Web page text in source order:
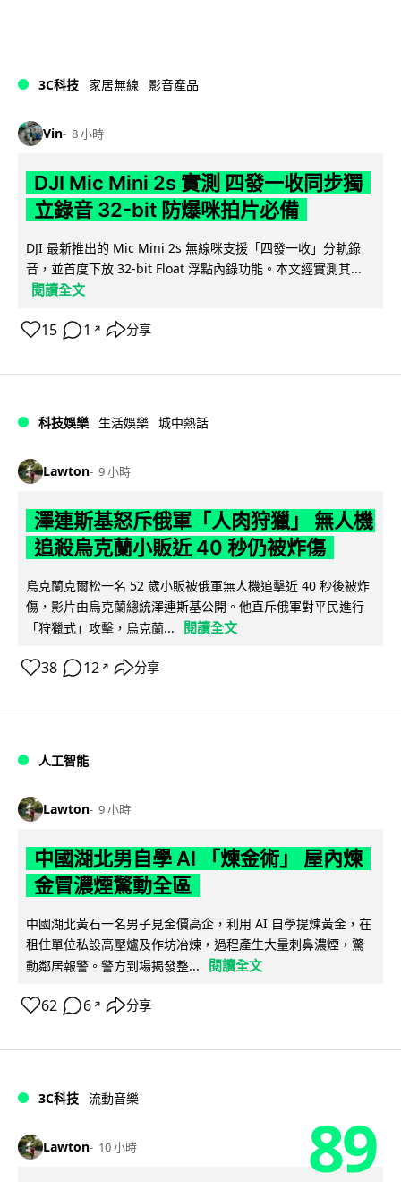
3C科技 家居無線 影音產品
Vin 8 小時
DJI Mic Mini 2s 實測 四發一收同步獨
立錄音 32-bit 防爆咪拍片必備
DJI 最新推出的 Mic Mini 2s 無線咪支援「四發一收」分軌錄
音，並首度下放 32-bit Float 浮點內錄功能。本文經實測其...
閱讀全文
15 1 ↗ 分享
科技娛樂 生活娛樂 城中熱話
Lawton 9 小時
澤連斯基怒斥俄軍「人肉狩獵」 無人機
追殺烏克蘭小販近 40 秒仍被炸傷
烏克蘭克爾松一名 52 歲小販被俄軍無人機追擊近 40 秒後被炸
傷，影片由烏克蘭總統澤連斯基公開。他直斥俄軍對平民進行
「狩獵式」攻擊，烏克蘭...
閱讀全文
38 12 ↗ 分享
人工智能
Lawton 9 小時
中國湖北男自學 AI 「煉金術」 屋內煉
金冒濃煙驚動全區
中國湖北黃石一名男子見金價高企，利用 AI 自學提煉黃金，在
租住單位私設高壓爐及作坊冶煉，過程產生大量刺鼻濃煙，驚
動鄰居報警。警方到場揭發整...
閱讀全文
62 6 ↗ 分享
3C科技 流動音樂
Lawton 10 小時 89